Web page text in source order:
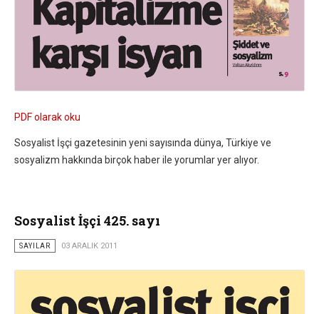
PDF olarak oku
Sosyalist İşçi gazetesinin yeni sayısında dünya, Türkiye ve
sosyalizm hakkında birçok haber ile yorumlar yer alıyor.
Sosyalist İşçi 425. sayı
SAYILAR 03 ARALIK 2011